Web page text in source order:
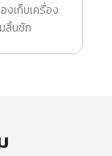
งเก็บเครื่อง
ลิ้นชัก